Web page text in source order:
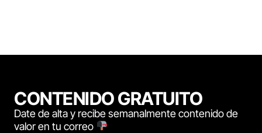
CONTENIDO GRATUITO
Date de alta y recibe semanalmente contenido de
valor en tu correo